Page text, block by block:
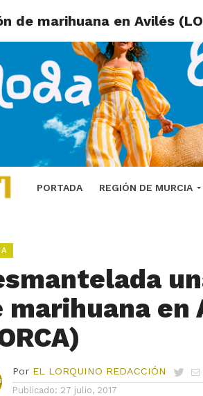
PORTADA REGIÓN DE MURCIA
de marihuana en Avilés
marihuana en
Por EL LORQUINO REDACCIÓN
Publicado: 27 julio, 2017